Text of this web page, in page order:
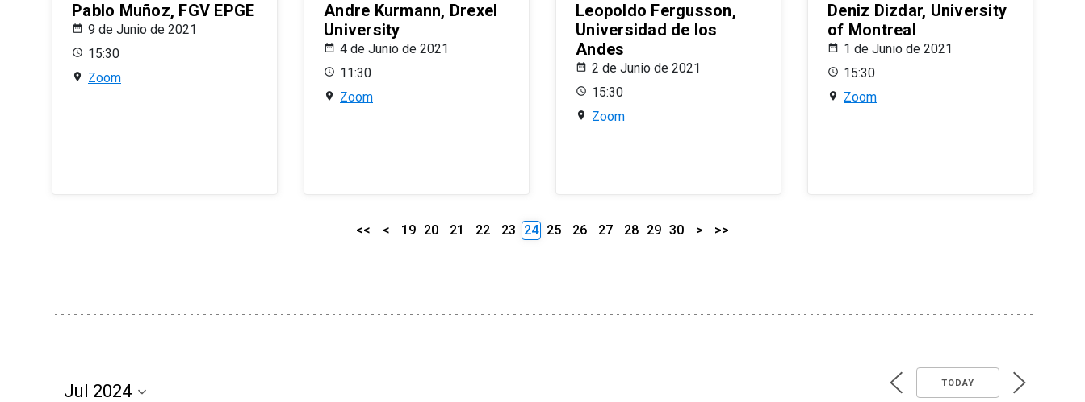
Pablo Muñoz, FGV EPGE
9 de Junio de 2021
15:30
Zoom
Andre Kurmann, Drexel
University
4 de Junio de 2021
11:30
Zoom
Leopoldo Fergusson,
Universidad de los
Andes
2 de Junio de 2021
15:30
Zoom
Deniz Dizdar, University
of Montreal
1 de Junio de 2021
15:30
Zoom
<< < 19 20 21 22 23 24 25 26 27 28 29 30 > >>
TODAY